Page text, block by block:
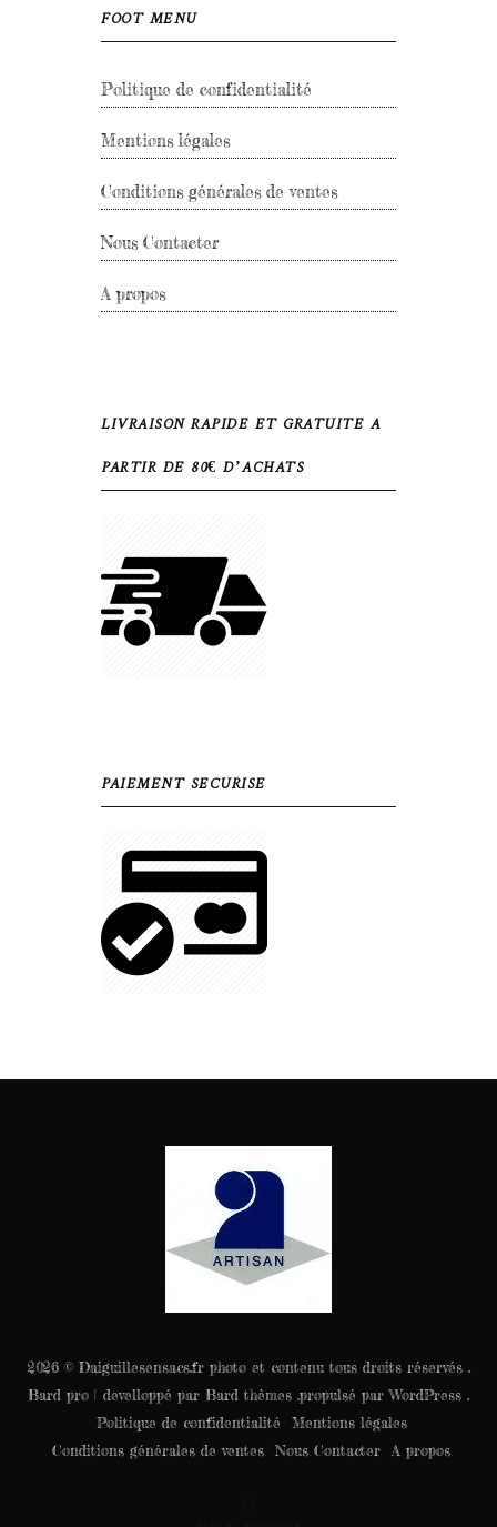
FOOT MENU
Politique de confidentialité
Mentions légales
Conditions générales de ventes
Nous Contacter
A propos
LIVRAISON RAPIDE ET GRATUITE A
PARTIR DE 80€ D’ACHATS
PAIEMENT SECURISE
2026 © Daiguillesensacs.fr photo et contenu tous droits réservés .
Bard pro | develloppé par Bard thèmes .propulsé par WordPress .
Politique de confidentialité
Mentions légales
Conditions générales de ventes
Nous Contacter A propos